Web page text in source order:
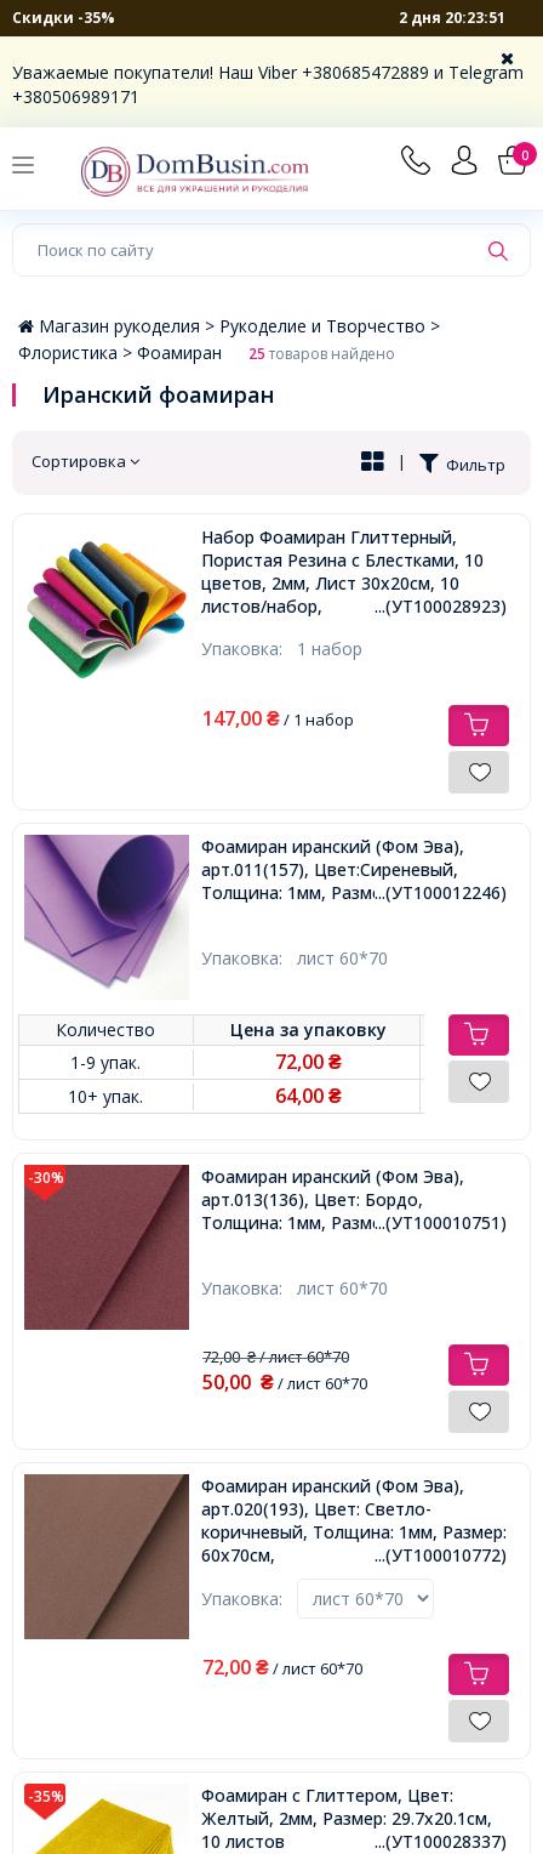
Скидки -35% 2 дня 20:23:50
Уважаемые покупатели! Наш Viber +380685472889 и Telegram
+380506989171
0
×
Магазин рукоделия > Рукоделие и Творчество >
Флористика > Фоамиран 25товаров найдено
Иранский фоамиран
Сортировка Фильтр
|
Набор Фоамиран Глиттерный,
Пористая Резина с Блестками, 10
цветов, 2мм, Лист 30x20см, 10
листов/набор,
...(УТ100028923)
Упаковка: 1 набор
147,00 ₴/ 1 набор
Фоамиран иранский (Фом Эва),
арт.011(157), Цвет:Сиреневый,
Толщина: 1мм, Размер: 60х70cм,
...(УТ100012246)
Упаковка: лист 60*70
Количество Цена заупаковку
1-9 упак.
72,00₴
10+ упак. 64,00₴
-30%
Фоамиран иранский (Фом Эва),
арт.013(136), Цвет: Бордо,
Толщина: 1мм, Размер: 60х70cм,
...(УТ100010751)
Упаковка: лист 60*70
72,00₴/ лист 60*70
50,00 ₴/ лист 60*70
Фоамиран иранский (Фом Эва),
арт.020(193), Цвет: Светло-
коричневый, Толщина: 1мм, Размер:
60х70cм,
...(УТ100010772)
Упаковка:
72,00 ₴/ лист 60*70
-35%
Фоамиран с Глиттером, Цвет:
Желтый, 2мм, Размер: 29.7x20.1см,
10 листов
...(УТ100028337)